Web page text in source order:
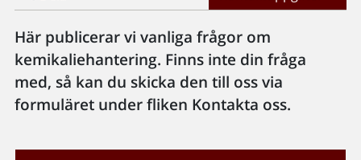
Här publicerar vi vanliga frågor om
kemikaliehantering. Finns inte din fråga
med, så kan du skicka den till oss via
formuläret under fliken Kontakta oss.